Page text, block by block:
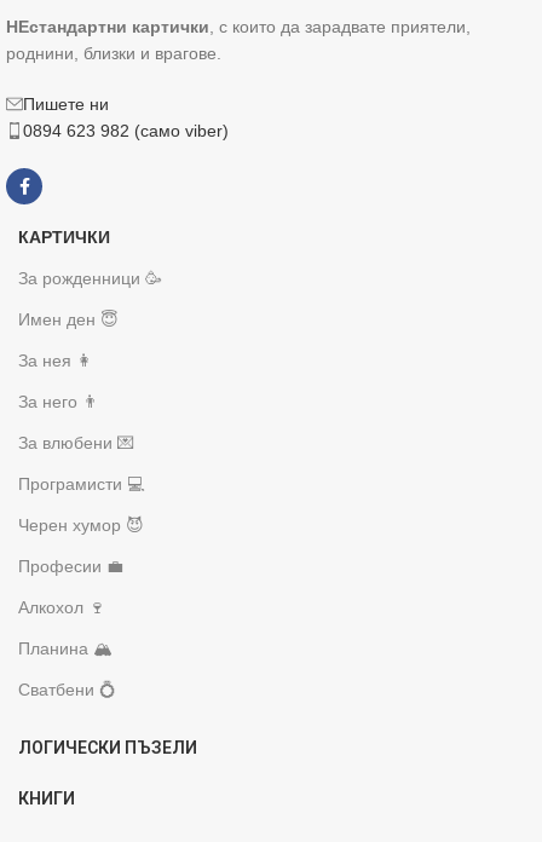
НЕстандартни картички, с които да зарадвате приятели,
роднини, близки и врагове.
Пишете ни
0894 623 982 (само viber)
КАРТИЧКИ
За рожденници 🥳
Имен ден 😇
За нея 👩
За него 👨
За влюбени 💌
Програмисти 💻
Черен хумор 😈
Професии 💼
Алкохол 🍷
Планина 🏔️
Сватбени 💍
ЛОГИЧЕСКИ ПЪЗЕЛИ
КНИГИ